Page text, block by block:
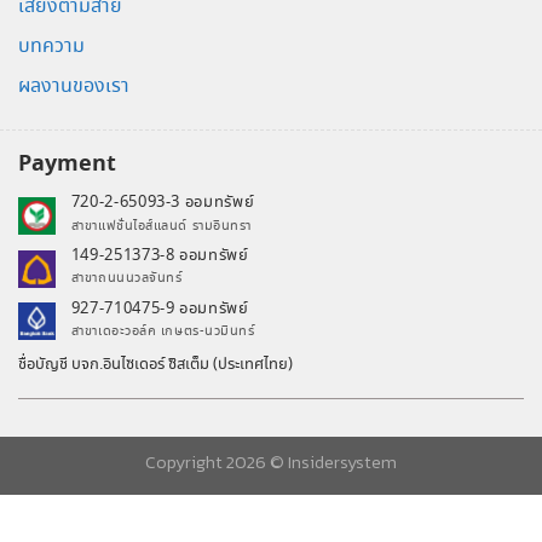
เสียงตามสาย
บทความ
ผลงานของเรา
Payment
720-2-65093-3 ออมทรัพย์
สาขาแฟชั่นไอส์แลนด์ รามอินทรา
149-251373-8 ออมทรัพย์
สาขาถนนนวลจันทร์
927-710475-9 ออมทรัพย์
สาขาเดอะวอล์ค เกษตร-นวมินทร์
ชื่อบัญชี บจก.อินไซเดอร์ ซิสเต็ม (ประเทศไทย)
Copyright 2026 © Insidersystem